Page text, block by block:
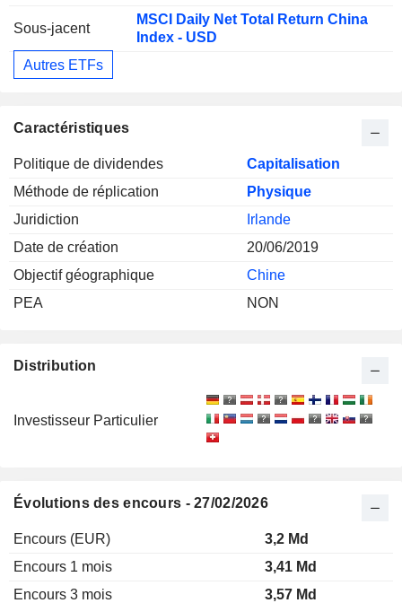
Sous-jacent
MSCI Daily Net Total Return China
Index - USD
Autres ETFs
Caractéristiques
Politique de dividendes
Capitalisation
Méthode de réplication
Physique
Juridiction
Irlande
Date de création
20/06/2019
Objectif géographique
Chine
PEA
NON
Distribution
Investisseur Particulier
Évolutions des encours - 27/02/2026
Encours (EUR)
3,2 Md
Encours 1 mois
3,41 Md
Encours 3 mois
3,57 Md